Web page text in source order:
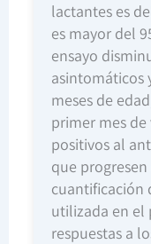
lactantes es
es mayor del
ensayo
asintomáticos
meses de
primer mes de
positivos al
que
cuantificación
utilizada en el
respuestas a